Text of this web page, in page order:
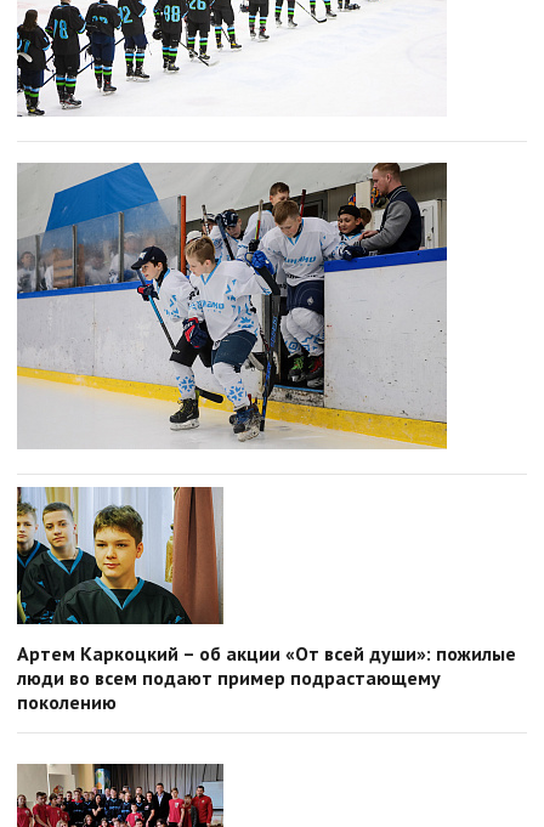
Артем Каркоцкий – об акции «От всей души»: пожилые
люди во всем подают пример подрастающему
поколению